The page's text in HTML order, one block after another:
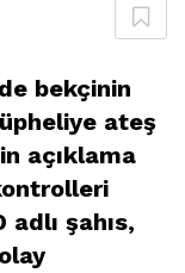
bekçinin
ateş
açıklama
adlı şahıs,